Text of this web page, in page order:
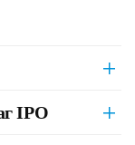
IPO